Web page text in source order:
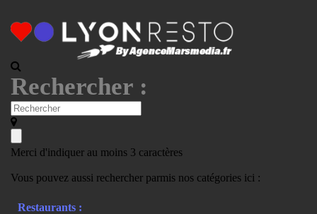
Rechercher :
Merci d'indiquer au moins 3 caractères
Vous pouvez aussi rechercher parmis nos catégories ici :
Restaurants :